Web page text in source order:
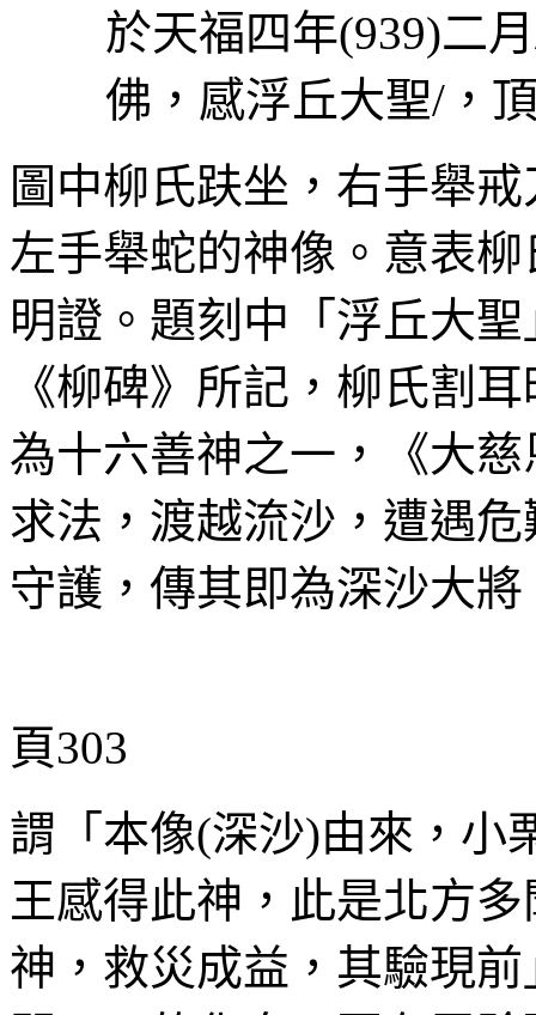
於天福四年(939)二月
佛，感浮丘大聖/ ，
圖中柳氏趺坐，右手舉
左手舉蛇的神像。意表
明證。題刻中「浮丘大
《柳碑》所記，柳氏割
為十六善神之一，《大
求法，渡越流沙，遭遇
守護，傳其即為深沙大將
頁303
謂「本像(深沙)由來，小
王感得此神，此是北方
神，救災成益，其驗現前